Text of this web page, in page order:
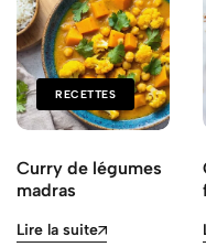
RECETTES
Curry de légumes
madras
Lire la suite